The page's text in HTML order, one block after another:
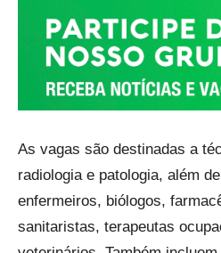
As vagas são destinadas a
radiologia e patologia, além
enfermeiros, biólogos,
sanitaristas, terapeutas